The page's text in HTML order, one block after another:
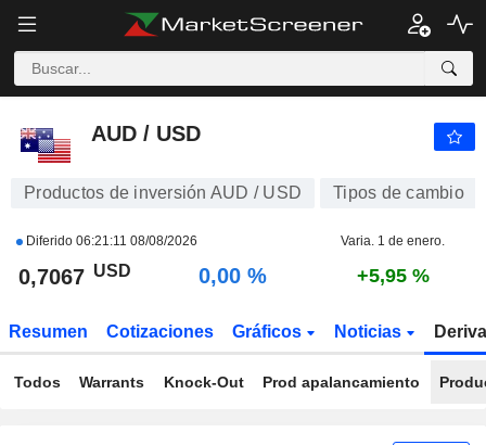
AUD / USD
AUD / USD
Productos de inversión AUD / USD Tipos de cambio
Diferido 06:21:11 08/08/2026 Varia. 1 de enero.
0,7067 USD 0,00 % +5,95 %
Resumen Cotizaciones Gráficos Noticias
Todos Warrants Knock-Out Prod apalancamiento